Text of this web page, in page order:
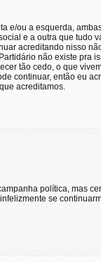
e/ou a esquerda,
e a outra que tudo
acreditando nisso
não existe pra
tão cedo, o que
continuar, então eu
acreditamos.
política, mas
se